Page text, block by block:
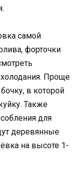
самой
форточки
Проще
в которой
Также
для
деревянные
на высоте 1-